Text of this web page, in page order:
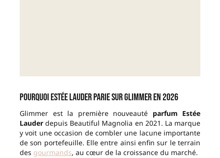
Pourquoi Estée Lauder parie sur Glimmer en 2026
Glimmer est la première nouveauté parfum Estée
Lauder depuis Beautiful Magnolia en 2021. La marque
y voit une occasion de combler une lacune importante
de son portefeuille. Elle entre ainsi enfin sur le terrain
des gourmands, au cœur de la croissance du marché.